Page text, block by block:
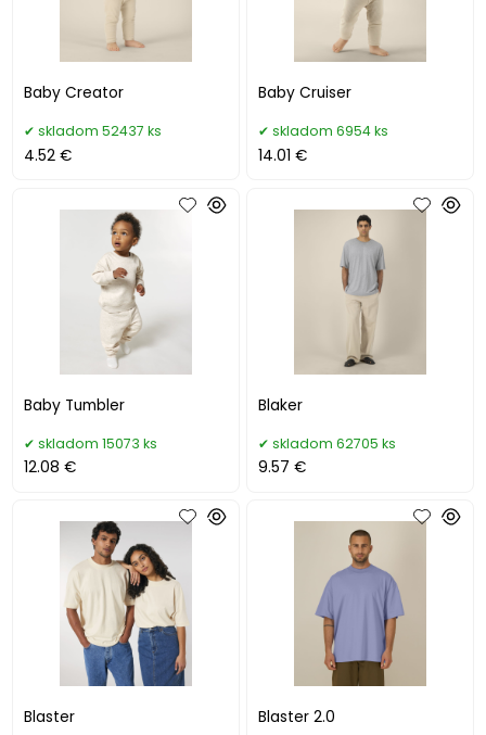
Baby Creator
skladom 52437 ks
4.52 €
Baby Cruiser
skladom 6954 ks
14.01 €
Baby Tumbler
skladom 15073 ks
12.08 €
Blaker
skladom 62705 ks
9.57 €
Blaster Blaster 2.0